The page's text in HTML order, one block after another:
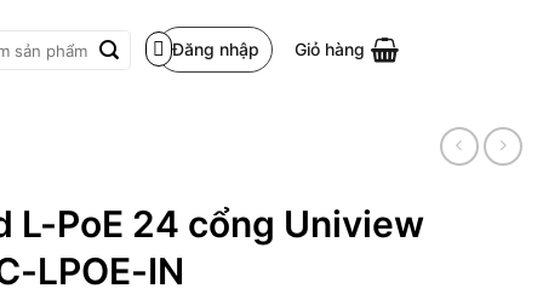
Đăng nhập Giỏ hàng
L-PoE 24 cổng Uniview
LPOE-IN